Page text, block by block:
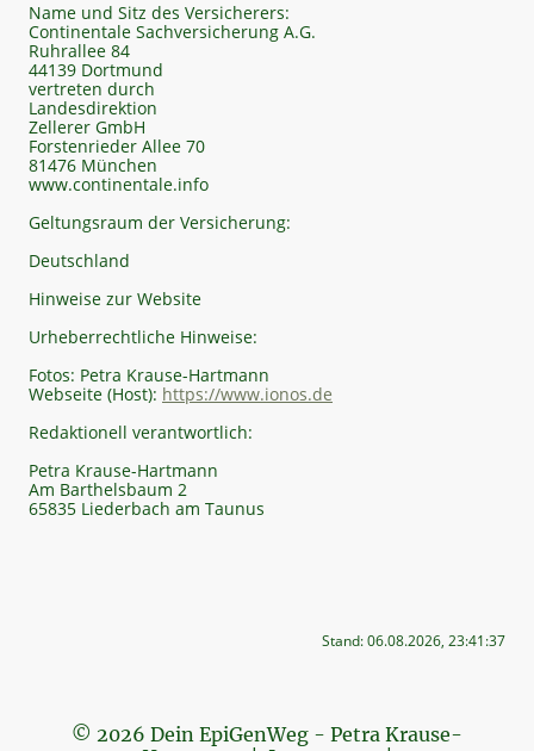
Name und Sitz des Versicherers:
Continentale Sachversicherung A.G.
Ruhrallee 84
44139 Dortmund
vertreten durch
Landesdirektion
Zellerer GmbH
Forstenrieder Allee 70
81476 München
www.continentale.info
Geltungsraum der Versicherung:
Deutschland
Hinweise zur Website
Urheberrechtliche Hinweise:
Fotos: Petra Krause-Hartmann
Webseite (Host): https://www.ionos.de
Redaktionell verantwortlich:
Petra Krause-Hartmann
Am Barthelsbaum 2
65835 Liederbach am Taunus
Stand: 06.08.2026, 23:41:37
© 2026 Dein EpiGenWeg - Petra Krause-